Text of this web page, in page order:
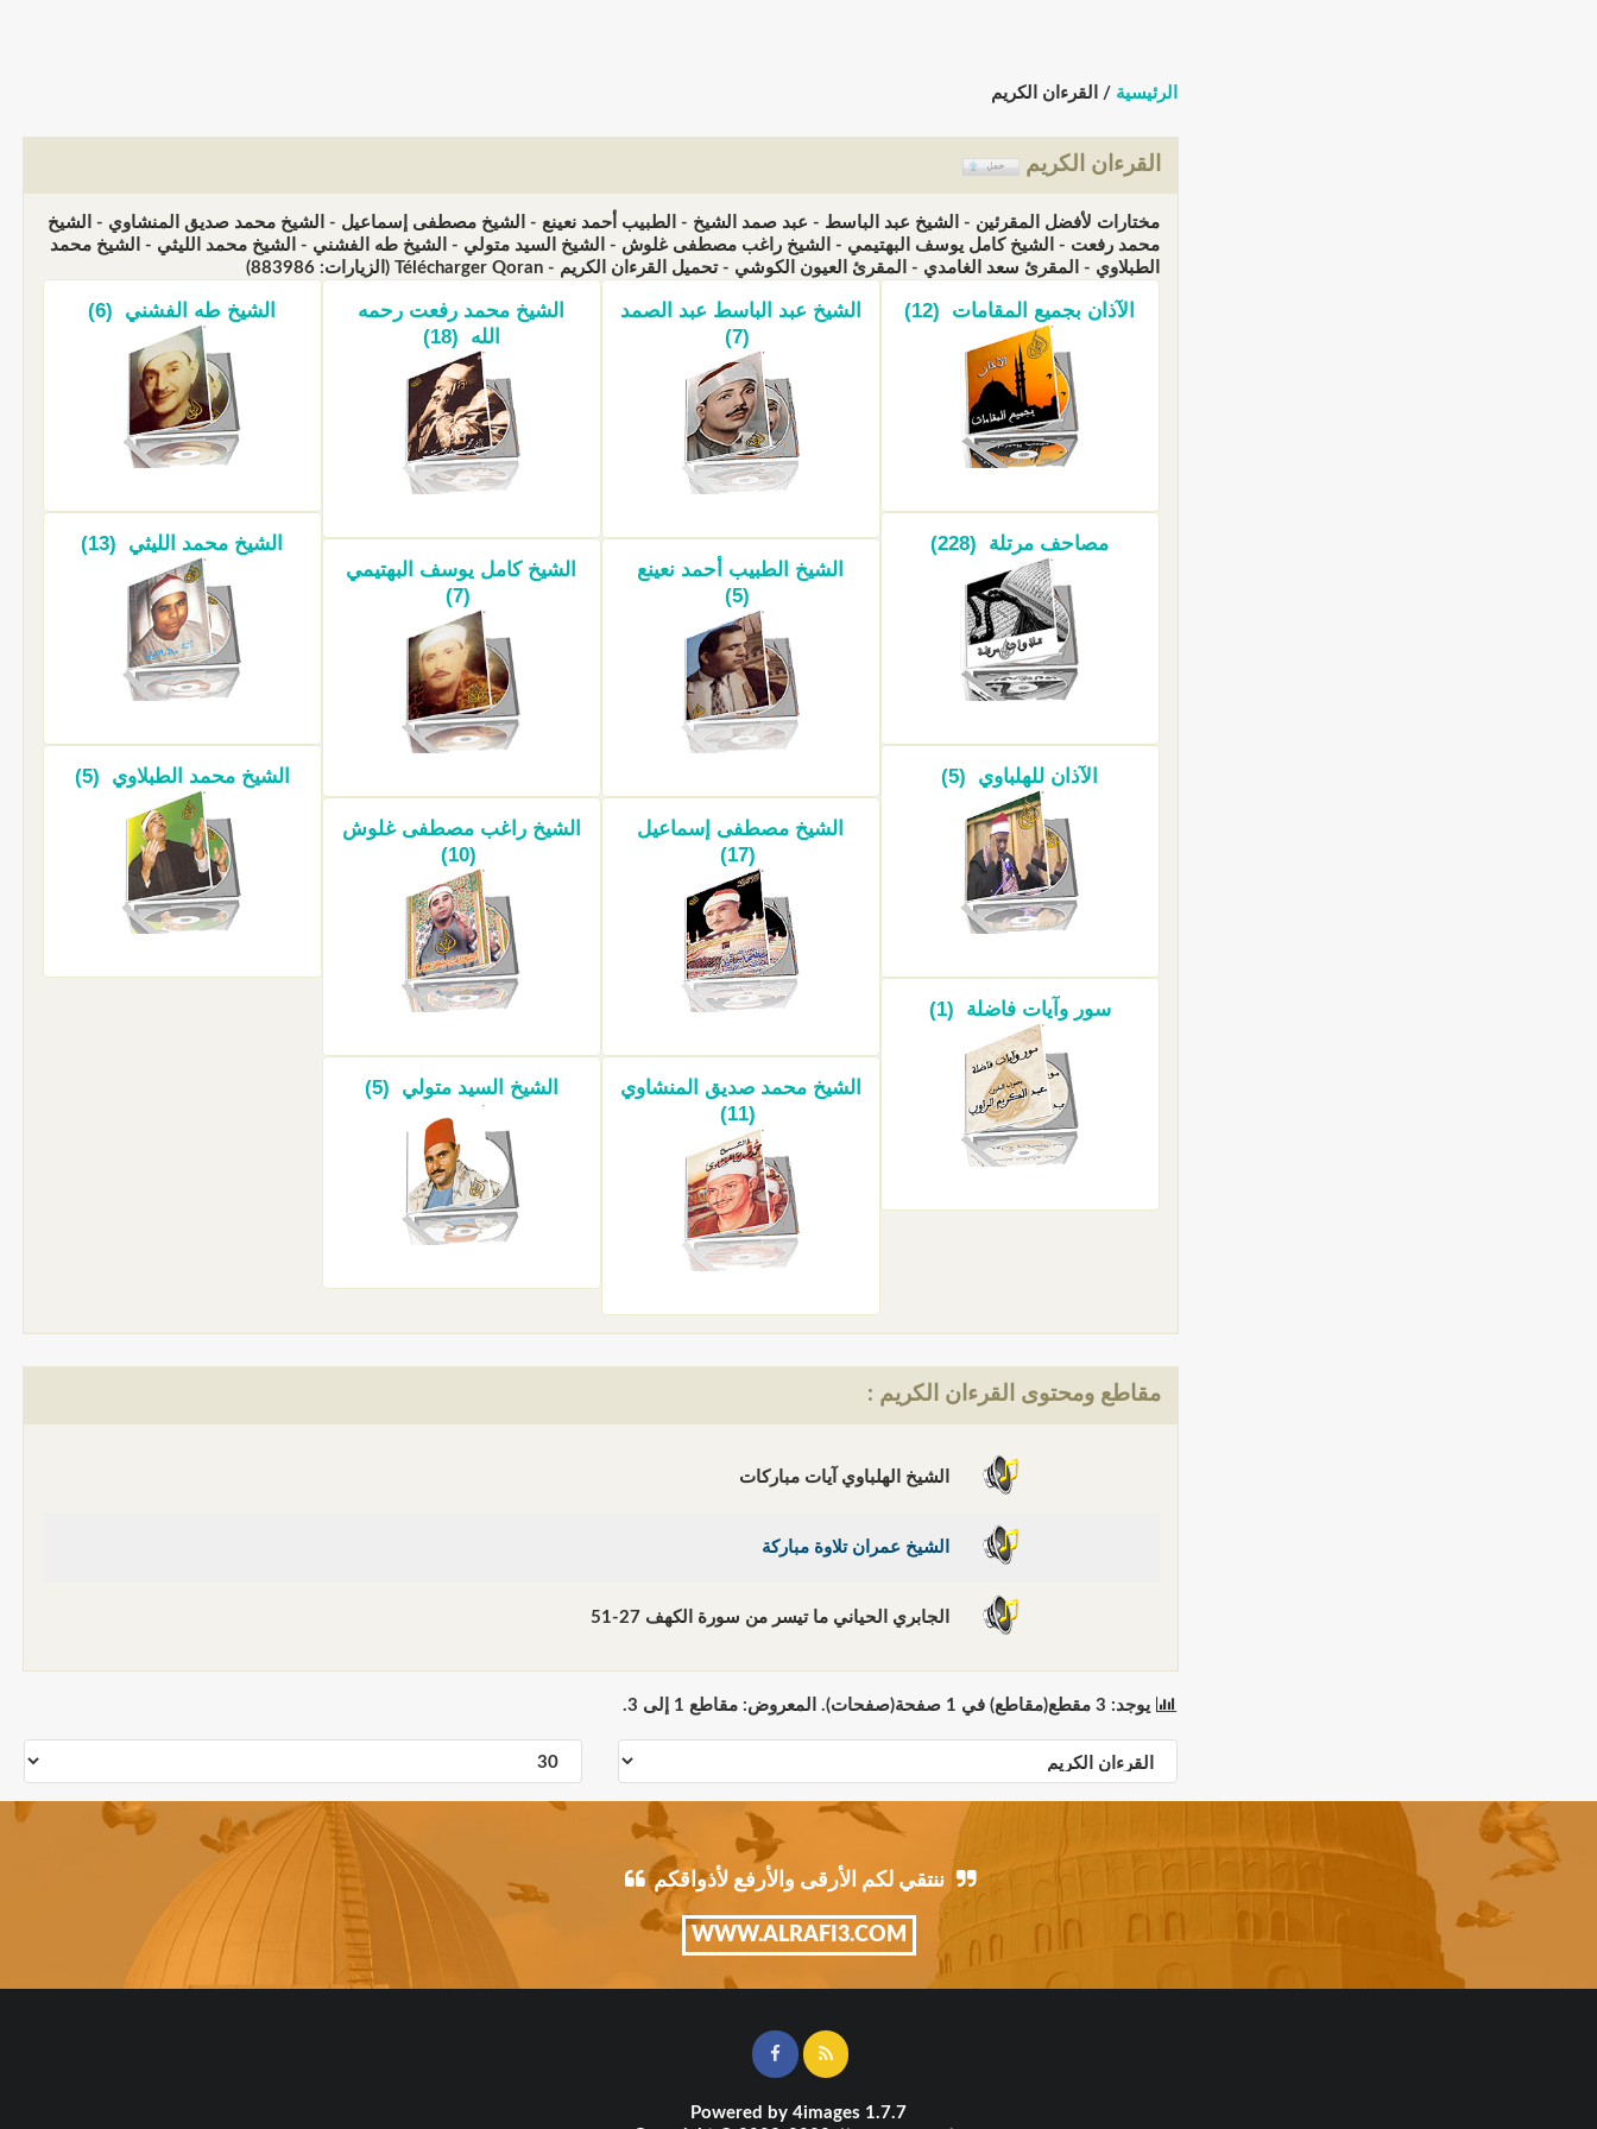
الرئيسية / القرءان الكريم
القرءان الكريم
مختارات لأفضل المقرئين - الشيخ عبد الباسط - عبد صمد الشيخ - الطبيب أحمد نعينع - الشيخ مصطفى إسماعيل - الشيخ محمد صديق المنشاوي - الشيخ
محمد رفعت - الشيخ كامل يوسف البهتيمي - الشيخ راغب مصطفى غلوش - الشيخ السيد متولي - الشيخ طه الفشني - الشيخ محمد الليثي - الشيخ محمد
الطبلاوي - المقرئ سعد الغامدي - المقرئ العيون الكوشي - تحميل القرءان الكريم - Télécharger Qoran (الزيارات: 883986)
الآذان بجميع المقامات (12)
مصاحف مرتلة (228)
الآذان للهلباوي (5)
سور وآيات فاضلة (1)
الشيخ عبد الباسط عبد الصمد
(7)
الشيخ الطبيب أحمد نعينع
(5)
الشيخ مصطفى إسماعيل
(17)
الشيخ محمد صديق المنشاوي
(11)
الشيخ محمد رفعت رحمه
الله (18)
الشيخ كامل يوسف البهتيمي
(7)
الشيخ راغب مصطفى غلوش
(10)
الشيخ السيد متولي (5)
الشيخ طه الفشني (6)
الشيخ محمد الليثي (13)
الشيخ محمد الطبلاوي (5)
مقاطع ومحتوى القرءان الكريم :
الشيخ الهلباوي آيات مباركات
الشيخ عمران تلاوة مباركة
الجابري الحياني ما تيسر من سورة الكهف 27-51
يوجد: 3 مقطع(مقاطع) في 1 صفحة(صفحات). المعروض: مقاطع 1 إلى 3.
ننتقي لكم الأرقى والأرفع لأذواقكم
WWW.ALRAFI3.COM
Powered by 4images 1.7.7